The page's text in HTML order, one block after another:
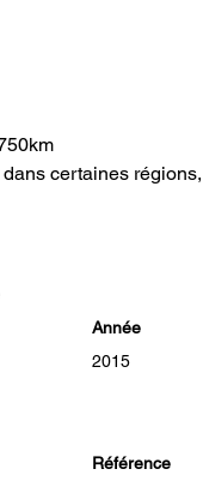
certaines
Année
2015
Référence